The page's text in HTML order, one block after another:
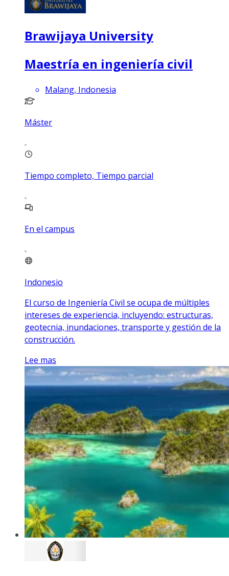
Brawijaya University
Maestría en ingeniería civil
Malang, Indonesia
Máster
Tiempo completo, Tiempo parcial
En el campus
Indonesio
El curso de Ingeniería Civil se ocupa de múltiples
intereses de experiencia, incluyendo: estructuras,
geotecnia, inundaciones, transporte y gestión de la
construcción.
Lee mas